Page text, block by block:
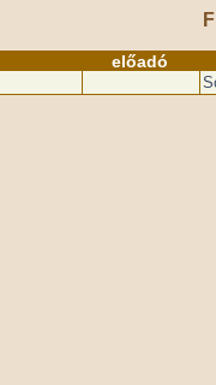
előadó